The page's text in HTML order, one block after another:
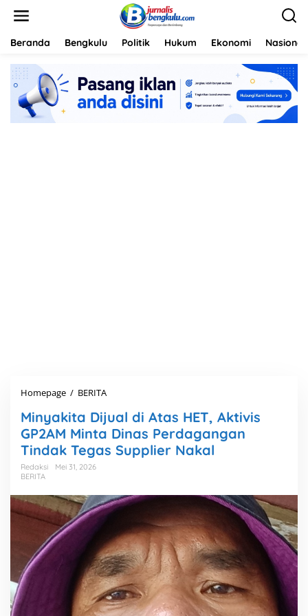
Beranda Bengkulu Politik Hukum Ekonomi Nasional
Homepage / BERITA
n
k
D
i
u
a
l
d
i
A
Minyakita Dijual di Atas HET, Aktivis
GP2AM Minta Dinas Perdagangan
Tindak Tegas Supplier Nakal
Redaksi
Mei 31, 2026
BERITA